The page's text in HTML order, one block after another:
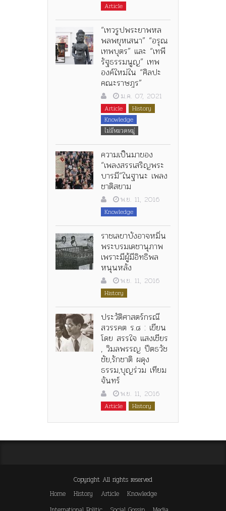
Article
“เทวรูปพระยาพหล
พลพยุหเสนา” “อรุณ
เทพบุตร” และ “เทพี
รัฐธรรมนูญ” เทพ
องค์ใหม่ใน “ศิลปะ
คณะราษฎร”
ม.ค. 07, 2021
Article
History
Knowledge
ไม่มีหมวดหมู่
ความเป็นมาของ
“เพลงสรรเสริญพระ
บารมี”ในฐานะ เพลง
ชาติสยาม
พ.ย. 11, 2016
Knowledge
ราชเลขาบังอาจหมิ่น
พระบรมเดชานุภาพ
เพราะมีผู้มีอิทธิพล
หนุนหลัง
พ.ย. 11, 2016
History
ประวัติศาสตร์กรณี
สวรรคต ร.๘ : เขียน
โดย สรรใจ แสงเชียร
, วิมลพรรญ ปีตธวัช
ชัย,รักชาติ ผดุง
ธรรม,บุญร่วม เทียม
จันทร์
พ.ย. 11, 2016
Article History
Copyright All rights reserved
Home
History Article
Knowledge